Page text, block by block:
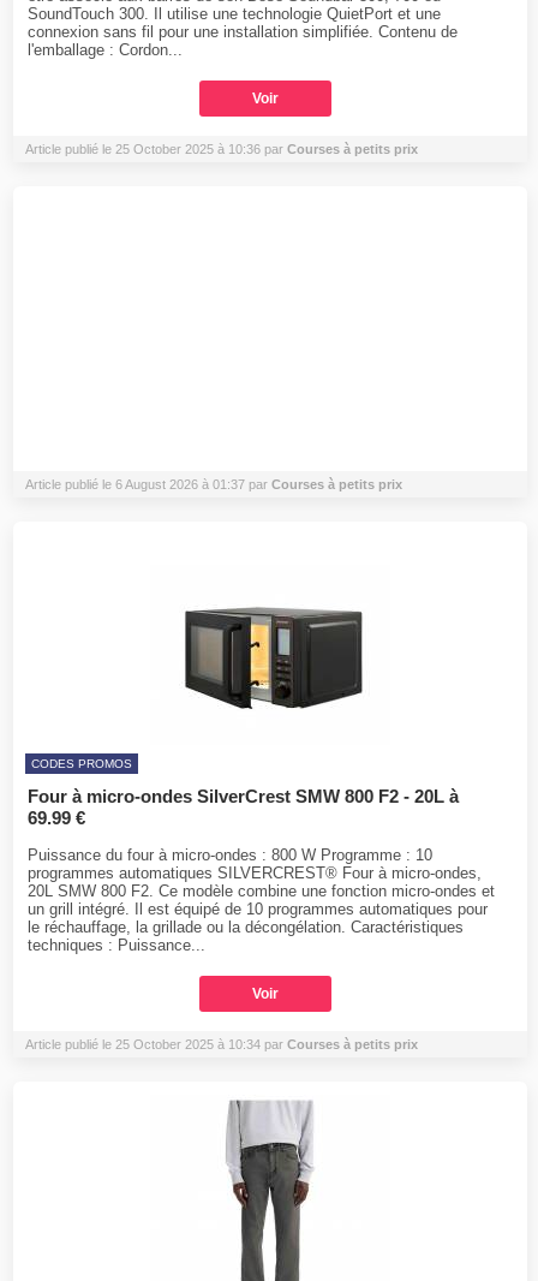
SoundTouch 300. Il utilise une technologie QuietPort et une
connexion sans fil pour une installation simplifiée. Contenu de
l'emballage : Cordon...
Voir
Article publié le 25 October 2025 à 10:36 par Courses à petits prix
Article publié le 6 August 2026 à 01:37 par Courses à petits prix
CODES PROMOS
Four à micro-ondes SilverCrest SMW 800 F2 - 20L à
69.99 €
Puissance du four à micro-ondes : 800 W Programme : 10
programmes automatiques SILVERCREST® Four à micro-ondes,
20L SMW 800 F2. Ce modèle combine une fonction micro-ondes et
un grill intégré. Il est équipé de 10 programmes automatiques pour
le réchauffage, la grillade ou la décongélation. Caractéristiques
techniques : Puissance...
Voir
Article publié le 25 October 2025 à 10:34 par Courses à petits prix